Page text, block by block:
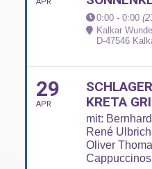
0:00 - 0:00
Kalkar
D-47546
29
APR
KRETA
mit:
René
Oliver